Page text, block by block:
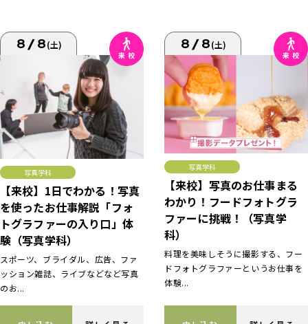
8/8(土)
写真学科
【来校】1日でわかる！写真
を使ったお仕事解説「フォ
トグラファーの入り口」体
験（写真学科）
スポーツ、ブライダル、広告、ファ
ッション雑誌、ライブなどなど写真
のお...
8/8(土)
写真学科
【来校】写真のお仕事まる
わかり！フードフォトグラ
ファーに挑戦！（写真学
科）
料理を美味しそうに撮影する、フー
ドフォトグラファーというお仕事を
体験...